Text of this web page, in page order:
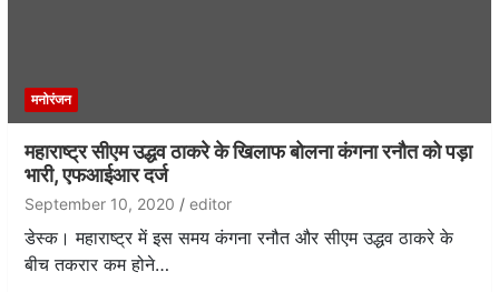
मनोरंजन
महाराष्ट्र सीएम उद्धव ठाकरे के खिलाफ बोलना कंगना रनौत को पड़ा
भारी, एफआईआर दर्ज
September 10, 2020 editor
डेस्क। महाराष्ट्र में इस समय कंगना रनौत और सीएम उद्धव ठाकरे के
बीच तकरार कम होने…